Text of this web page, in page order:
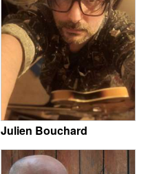
Julien Bouchard